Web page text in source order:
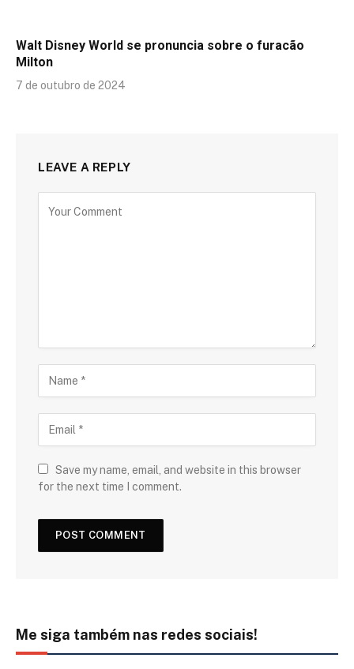
Walt Disney World se pronuncia sobre o furacão
Milton
7 de outubro de 2024
LEAVE A REPLY
Save my name, email, and website in this browser
for the next time I comment.
Me siga também nas redes sociais!